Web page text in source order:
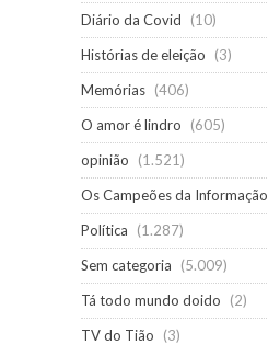
Diário da Covid
(10)
Histórias de eleição
(3)
Memórias (406)
O amor é lindro
(605)
opinião
(1.521)
Os Campeões da Informação
Política
(1.287)
Sem categoria
(5.009)
Tá todo mundo doido
(2)
TV do Tião
(3)